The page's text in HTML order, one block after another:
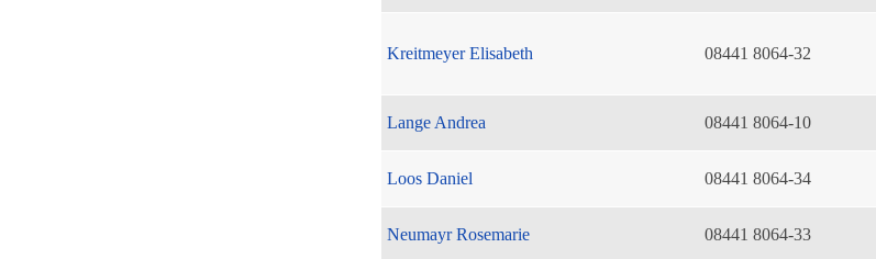
Kreitmeyer Elisabeth
08441 8064-32
Lange Andrea 08441 8064-10
Loos Daniel 08441 8064-34
Neumayr Rosemarie 08441 8064-33